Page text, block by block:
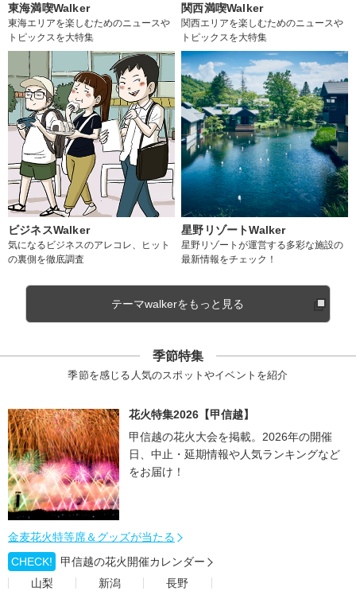
東海満喫Walker
東海エリアを楽しむためのニュースや
トピックスを大特集
関西満喫Walker
関西エリアを楽しむためのニュースや
トピックスを大特集
ビジネスWalker
気になるビジネスのアレコレ、ヒット
の裏側を徹底調査
星野リゾートWalker
星野リゾートが運営する多彩な施設の
最新情報をチェック！
テーマwalkerをもっと見る
季節特集
季節を感じる人気のスポットやイベントを紹介
花火特集2026【甲信越】
甲信越の花火大会を掲載。2026年の開催
日、中止・延期情報や人気ランキングなど
をお届け！
金麦花火特等席＆グッズが当たる
CHECK!
甲信越の花火開催カレンダー
山梨
新潟 長野